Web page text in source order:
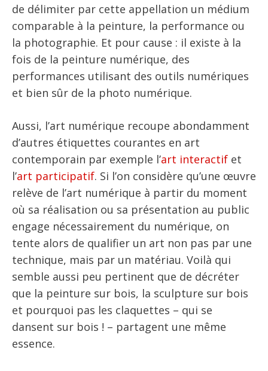
de délimiter par cette appellation un médium
comparable à la peinture, la performance ou
la photographie. Et pour cause : il existe à la
fois de la peinture numérique, des
performances utilisant des outils numériques
et bien sûr de la photo numérique.
Aussi, l’art numérique recoupe abondamment
d’autres étiquettes courantes en art
contemporain par exemple l’art interactif et
l’art participatif. Si l’on considère qu’une œuvre
relève de l’art numérique à partir du moment
où sa réalisation ou sa présentation au public
engage nécessairement du numérique, on
tente alors de qualifier un art non pas par une
technique, mais par un matériau. Voilà qui
semble aussi peu pertinent que de décréter
que la peinture sur bois, la sculpture sur bois
et pourquoi pas les claquettes – qui se
dansent sur bois ! – partagent une même
essence.